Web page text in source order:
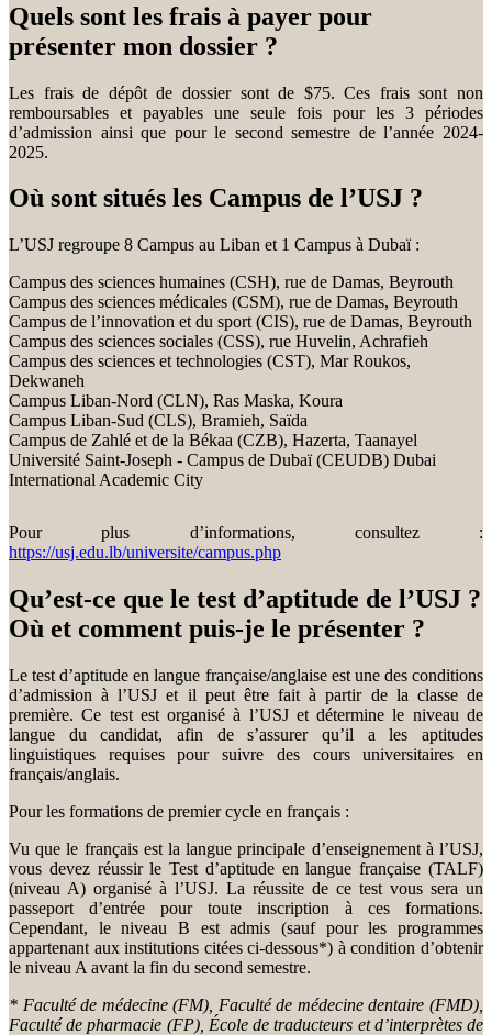
Quels sont les frais à payer pour
présenter mon dossier ?
Les frais de dépôt de dossier sont de $75. Ces frais sont non
remboursables et payables une seule fois pour les 3 périodes
d’admission ainsi que pour le second semestre de l’année 2024-
2025.
Où sont situés les Campus de l’USJ ?
L’USJ regroupe 8 Campus au Liban et 1 Campus à Dubaï :
Campus des sciences humaines (CSH), rue de Damas, Beyrouth
Campus des sciences médicales (CSM), rue de Damas, Beyrouth
Campus de l’innovation et du sport (CIS), rue de Damas, Beyrouth
Campus des sciences sociales (CSS), rue Huvelin, Achrafieh
Campus des sciences et technologies (CST), Mar Roukos,
Dekwaneh
Campus Liban-Nord (CLN), Ras Maska, Koura
Campus Liban-Sud (CLS), Bramieh, Saïda
Campus de Zahlé et de la Békaa (CZB), Hazerta, Taanayel
Université Saint-Joseph - Campus de Dubaï (CEUDB) Dubai
International Academic City
Pour plus d’informations, consultez :
https://usj.edu.lb/universite/campus.php
Qu’est-ce que le test d’aptitude de l’USJ ?
Où et comment puis-je le présenter ?
Le test d’aptitude en langue française/anglaise est une des conditions
d’admission à l’USJ et il peut être fait à partir de la classe de
première. Ce test est organisé à l’USJ et détermine le niveau de
langue du candidat, afin de s’assurer qu’il a les aptitudes
linguistiques requises pour suivre des cours universitaires en
français/anglais.
Pour les formations de premier cycle en français :
Vu que le français est la langue principale d’enseignement à l’USJ,
vous devez réussir le Test d’aptitude en langue française (TALF)
(niveau A) organisé à l’USJ. La réussite de ce test vous sera un
passeport d’entrée pour toute inscription à ces formations.
Cependant, le niveau B est admis (sauf pour les programmes
appartenant aux institutions citées ci-dessous*) à condition d’obtenir
le niveau A avant la fin du second semestre.
* Faculté de médecine (FM), Faculté de médecine dentaire (FMD),
Faculté de pharmacie (FP), École de traducteurs et d’interprètes de